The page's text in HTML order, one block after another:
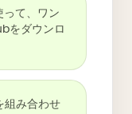
って、ワン
をダウンロ
組み合わせ